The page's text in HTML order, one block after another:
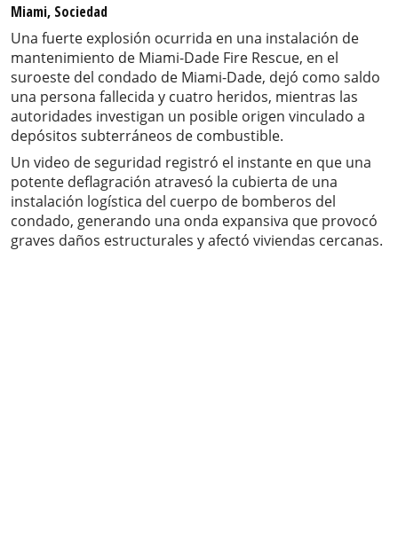
Miami, Sociedad
Una fuerte explosión ocurrida en una instalación de
mantenimiento de Miami-Dade Fire Rescue, en el
suroeste del condado de Miami-Dade, dejó como saldo
una persona fallecida y cuatro heridos, mientras las
autoridades investigan un posible origen vinculado a
depósitos subterráneos de combustible.
Un video de seguridad registró el instante en que una
potente deflagración atravesó la cubierta de una
instalación logística del cuerpo de bomberos del
condado, generando una onda expansiva que provocó
graves daños estructurales y afectó viviendas cercanas.